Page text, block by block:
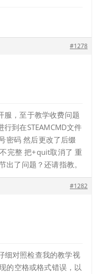
#1278
服，至于教学收费问题
到在STEAMCMD文件
密码 然后更改了后缀
完整 把+quit取消了 重
出了问题？还请指教。
#1282
细对照检查我的教学视
的空格或格式错误，以